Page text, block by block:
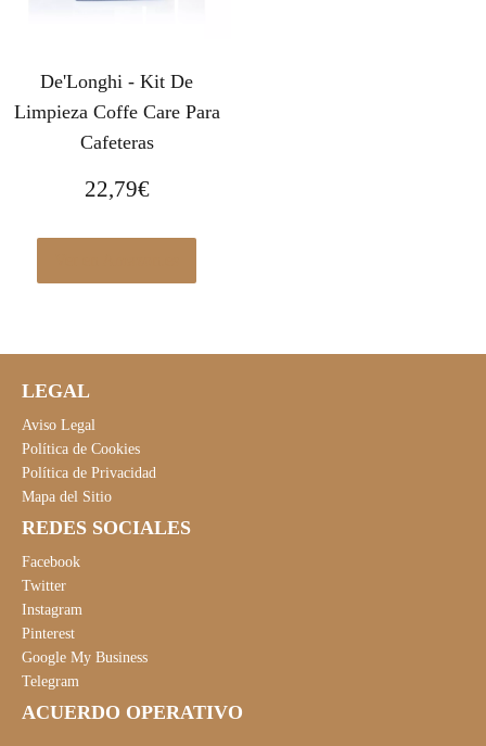
De'Longhi - Kit De
Limpieza Coffe Care Para
Cafeteras
22,79€
LEGAL
Aviso Legal
Política de Cookies
Política de Privacidad
Mapa del Sitio
REDES SOCIALES
Facebook
Twitter
Instagram
Pinterest
Google My Business
Telegram
ACUERDO OPERATIVO